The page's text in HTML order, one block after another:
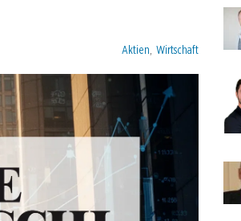
Kategorien:
Aktien Wirtschaft